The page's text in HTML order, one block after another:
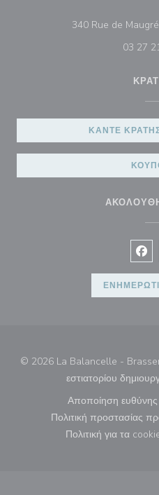
340 Rue de
03 27
ΚΆΝΤΕ
© 2026 La Balancelle -
εστιατορίου
Αποποίηση ευθύνης
Πολιτική προστασίας
Πολιτική για τα